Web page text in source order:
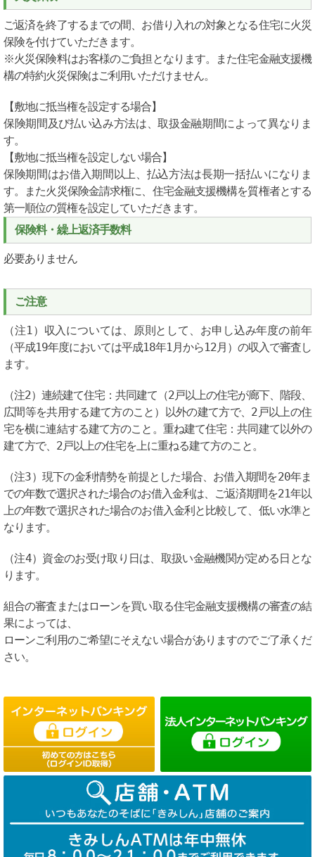
ご返済を終了するまでの間、お借り入れの対象となる住宅に火災
保険を付けていただきます。
※火災保険料はお客様のご負担となります。また住宅金融支援機
構の特約火災保険はご利用いただけません。
【敷地に抵当権を設定する場合】
保険期間及び払い込み方法は、取扱金融期間によって異なりま
す。
【敷地に抵当権を設定しない場合】
保険期間はお借入期間以上、払込方法は長期一括払いになりま
す。また火災保険金請求権に、住宅金融支援機構を質権者とする
第一順位の質権を設定していただきます。
保険料・繰上返済手数料
必要ありません
ご注意
（注1）収入については、原則として、お申し込み年度の前年
（平成19年度においては平成18年1月から12月）の収入で審査し
ます。
（注2）連続建て住宅：共同建て（2戸以上の住宅が廊下、階段、
広間等を共用する建て方のこと）以外の建て方で、2戸以上の住
宅を横に連結する建て方のこと。重ね建て住宅：共同建て以外の
建て方で、2戸以上の住宅を上に重ねる建て方のこと。
（注3）現下の金利情勢を前提とした場合、お借入期間を20年ま
での年数で選択された場合のお借入金利は、ご返済期間を21年以
上の年数で選択された場合のお借入金利と比較して、低い水準と
なります。
（注4）資金のお受け取り日は、取扱い金融機関が定める日とな
ります。
組合の審査またはローンを買い取る住宅金融支援機構の審査の結
果によっては、
ローンご利用のご希望にそえない場合がありますのでご了承くだ
さい。